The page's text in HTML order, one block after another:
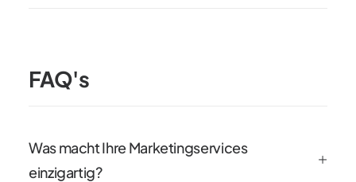
FAQ's
Was macht Ihre Marketingservices
einzigartig?